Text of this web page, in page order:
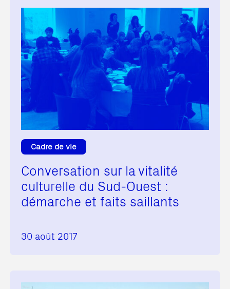
Cadre de vie
Conversation sur la vitalité
culturelle du Sud-Ouest :
démarche et faits saillants
30 août 2017